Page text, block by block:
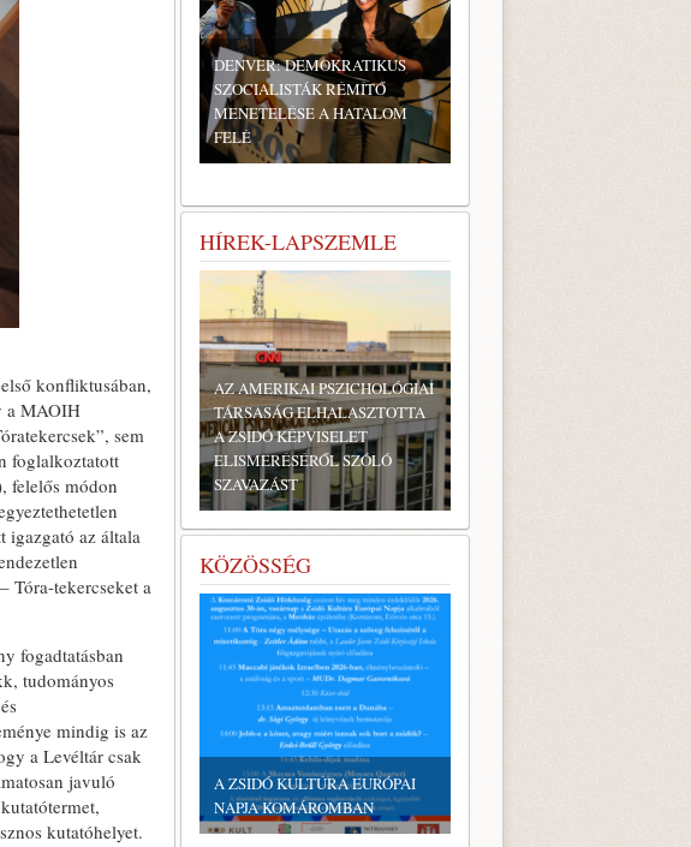
konfliktusában,
a MAOIH
sem
foglalkoztatott
felelős módon
igazgató az általa
Tóra-tekercseket a
fogadtatásban
tudományos
mindig is az
a Levéltár csak
javuló
kutatóhelyet.
DENVER: DEMOKRATIKUS
SZOCIALISTÁK RÉMÍTŐ
MENETELÉSE A HATALOM
FELÉ
HÍREK-LAPSZEMLE
AZ AMERIKAI PSZICHOLÓGIAI
TÁRSASÁG ELHALASZTOTTA
A ZSIDÓ KÉPVISELET
ELISMERÉSÉRŐL SZÓLÓ
SZAVAZÁST
KÖZÖSSÉG
EMLÉKTÁBLÁT ÁLLÍTOTTAK
A KÖRÖSTARCSÁRÓL
ELHURCOLT ZSIDÓSÁG
TISZTELETÉRE